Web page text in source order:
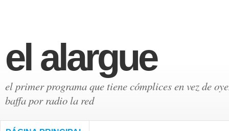
el alargue
el primer programa que tiene cómplices en vez de
baffa por radio la red